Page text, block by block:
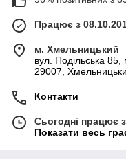
Працює з
м. Хмельницький
вул. Подільська
29007,
Контакти
Сьогодні працює
Показати весь